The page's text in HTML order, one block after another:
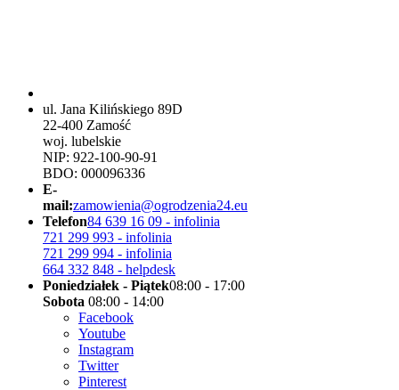
ul. Jana Kilińskiego 89D
22-400 Zamość
woj. lubelskie
NIP: 922-100-90-91
BDO: 000096336
E-
mail:zamowienia@ogrodzenia24.eu
Telefon84 639 16 09 - infolinia
721 299 993 - infolinia
721 299 994 - infolinia
664 332 848 - helpdesk
Poniedziałek - Piątek08:00 - 17:00
Sobota 08:00 - 14:00
Facebook
Youtube
Instagram
Twitter
Pinterest